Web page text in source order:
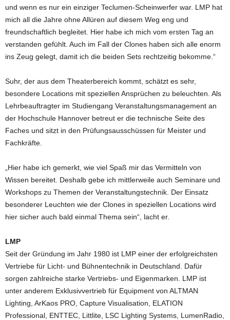
und wenn es nur ein einziger Teclumen-Scheinwerfer war. LMP hat
mich all die Jahre ohne Allüren auf diesem Weg eng und
freundschaftlich begleitet. Hier habe ich mich vom ersten Tag an
verstanden gefühlt. Auch im Fall der Clones haben sich alle enorm
ins Zeug gelegt, damit ich die beiden Sets rechtzeitig bekomme.“
Suhr, der aus dem Theaterbereich kommt, schätzt es sehr,
besondere Locations mit speziellen Ansprüchen zu beleuchten. Als
Lehrbeauftragter im Studiengang Veranstaltungsmanagement an
der Hochschule Hannover betreut er die technische Seite des
Faches und sitzt in den Prüfungsausschüssen für Meister und
Fachkräfte.
„Hier habe ich gemerkt, wie viel Spaß mir das Vermitteln von
Wissen bereitet. Deshalb gebe ich mittlerweile auch Seminare und
Workshops zu Themen der Veranstaltungstechnik. Der Einsatz
besonderer Leuchten wie der Clones in speziellen Locations wird
hier sicher auch bald einmal Thema sein“, lacht er.
LMP
Seit der Gründung im Jahr 1980 ist LMP einer der erfolgreichsten
Vertriebe für Licht- und Bühnentechnik in Deutschland. Dafür
sorgen zahlreiche starke Vertriebs- und Eigenmarken. LMP ist
unter anderem Exklusivvertrieb für Equipment von ALTMAN
Lighting, ArKaos PRO, Capture Visualisation, ELATION
Professional, ENTTEC, Littlite, LSC Lighting Systems, LumenRadio,